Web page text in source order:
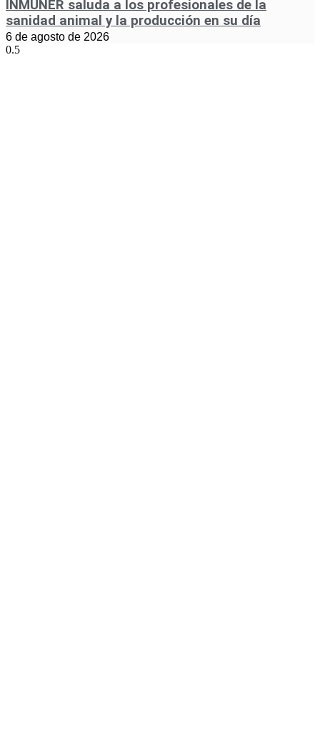
INMUNER saluda a los profesionales de la
sanidad animal y la producción en su día
6 de agosto de 2026